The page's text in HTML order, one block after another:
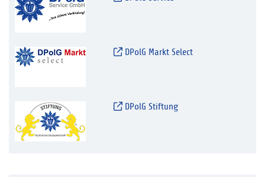
DPolG Markt Select
DPolG Stiftung